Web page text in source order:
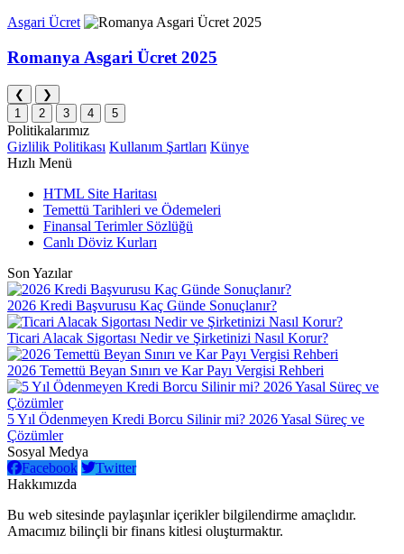
Asgari Ücret
Romanya Asgari Ücret 2025
❮
❯
1
2 3 4 5
Politikalarımız
Gizlilik Politikası Kullanım Şartları Künye
Hızlı Menü
HTML Site Haritası
Temettü Tarihleri ve Ödemeleri
Finansal Terimler Sözlüğü
Canlı Döviz Kurları
Son Yazılar
2026 Kredi Başvurusu Kaç Günde Sonuçlanır?
Ticari Alacak Sigortası Nedir ve Şirketinizi Nasıl Korur?
2026 Temettü Beyan Sınırı ve Kar Payı Vergisi Rehberi
5 Yıl Ödenmeyen Kredi Borcu Silinir mi? 2026 Yasal Süreç ve
Çözümler
Sosyal Medya
Facebook
Twitter
Hakkımızda
Bu web sitesinde paylaşınlar içerikler bilgilendirme amaçlıdır.
Amacımız bilinçli bir finans kitlesi oluşturmaktır.